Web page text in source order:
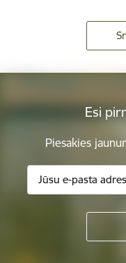
Esi
Piesakies